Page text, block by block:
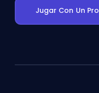
Jugar Con Un Pro